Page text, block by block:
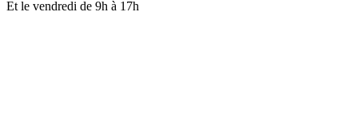
Et le vendredi de 9h à 17h